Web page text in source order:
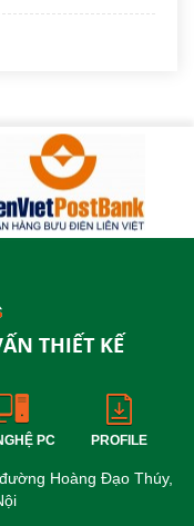
PC PROFILE
Hoàng Đạo Thúy,